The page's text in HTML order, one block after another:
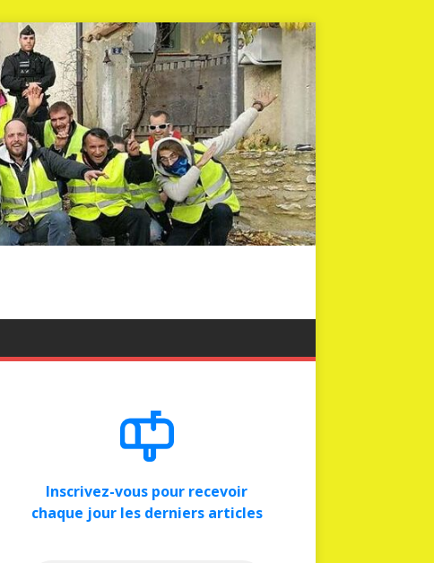
Inscrivez-vous pour recevoir
chaque jour les derniers articles